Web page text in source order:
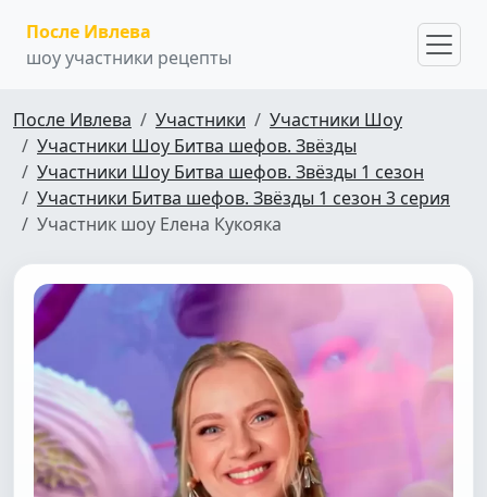
После Ивлева
шоу участники рецепты
После Ивлева Участники
Участники Шоу
Участники Шоу Битва шефов. Звёзды
Участники Шоу Битва шефов. Звёзды 1 сезон
Участники Битва шефов. Звёзды 1 сезон 3 серия
Участник шоу Елена Кукояка